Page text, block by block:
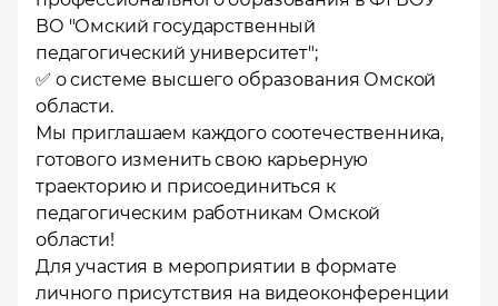
ВО "Омский государственный
педагогический университет";
✅ о системе высшего образования Омской
области.
Мы приглашаем каждого соотечественника,
готового изменить свою карьерную
траекторию и присоединиться к
педагогическим работникам Омской
области!
Для участия в мероприятии в формате
личного присутствия на видеоконференции